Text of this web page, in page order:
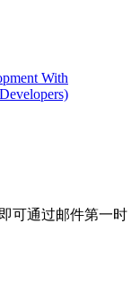
With
可通过邮件第一时